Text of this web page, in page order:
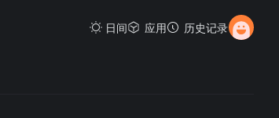
日间 应用 历史记录